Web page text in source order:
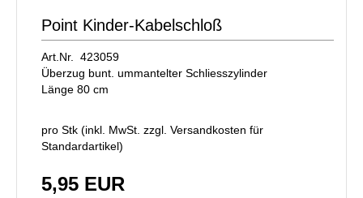
Point Kinder-Kabelschloß
Art.Nr. 423059
Überzug bunt. ummantelter Schliesszylinder
Länge 80 cm
pro Stk (inkl. MwSt. zzgl. Versandkosten für
Standardartikel)
5,95 EUR